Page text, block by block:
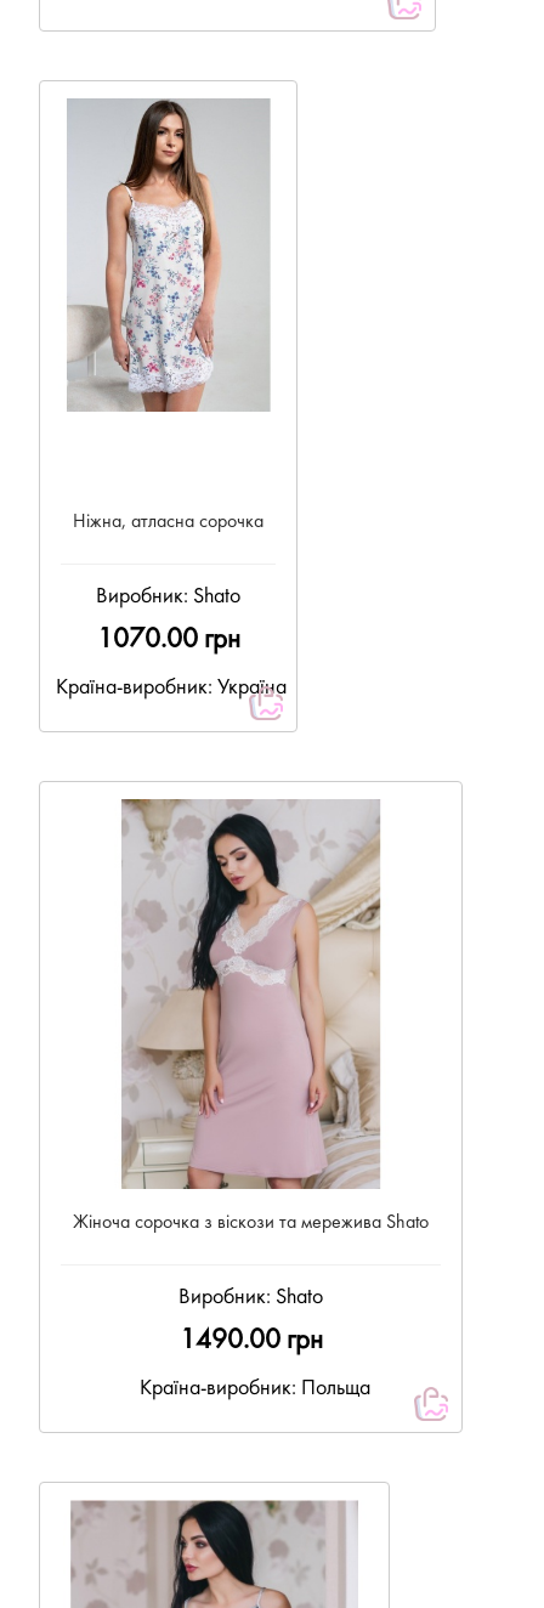
Ніжна, атласна сорочка
Виробник: Shato
1070.00 грн
Країна-виробник: Україна
Жіноча сорочка з віскози та мережива Shato
Виробник: Shato
1490.00 грн
Країна-виробник: Польща